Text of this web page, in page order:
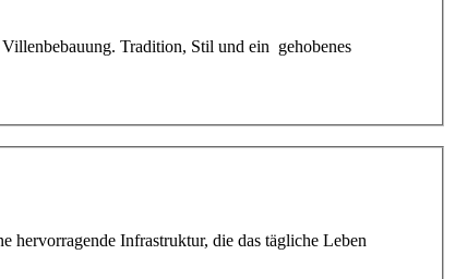
Tradition, Stil und ein gehobenes
hervorragende Infrastruktur, die das tägliche Leben